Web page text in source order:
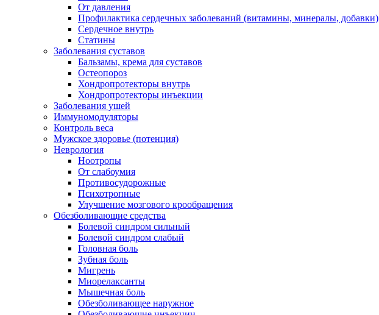
От давления
Профилактика сердечных заболеваний (витамины, минералы, добавки)
Сердечное внутрь
Статины
Заболевания суставов
Бальзамы, крема для суставов
Остеопороз
Хондропротекторы внутрь
Хондропротекторы инъекции
Заболевания ушей
Иммуномодуляторы
Контроль веса
Мужское здоровье (потенция)
Неврология
Ноотропы
От слабоумия
Противосудорожные
Психотропные
Улучшение мозгового крообращения
Обезболивающие средства
Болевой синдром сильный
Болевой синдром слабый
Головная боль
Зубная боль
Мигрень
Миорелаксанты
Мышечная боль
Обезболивающее наружное